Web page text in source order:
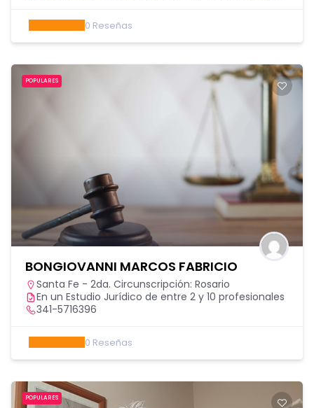
0 Reseñas
POPULARES
BONGIOVANNI MARCOS FABRICIO
Santa Fe - 2da. Circunscripción: Rosario
En un Estudio Jurídico de entre 2 y 10 profesionales
341-5716396
0 Reseñas
POPULARES